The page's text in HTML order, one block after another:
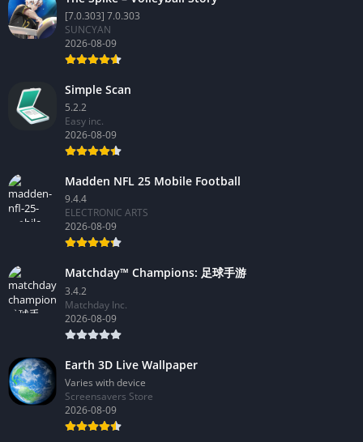
The Spike – Volleyball Story
[7.0.303] 7.0.303
SUNCYAN
Simple Scan
5.2.2
Easy inc.
Madden NFL 25 Mobile Football
9.4.4
ELECTRONIC ARTS
Matchday™ Champions: 足球手游
3.4.2
Matchday Inc.
Earth 3D Live Wallpaper
Varies with device
Screensavers Store